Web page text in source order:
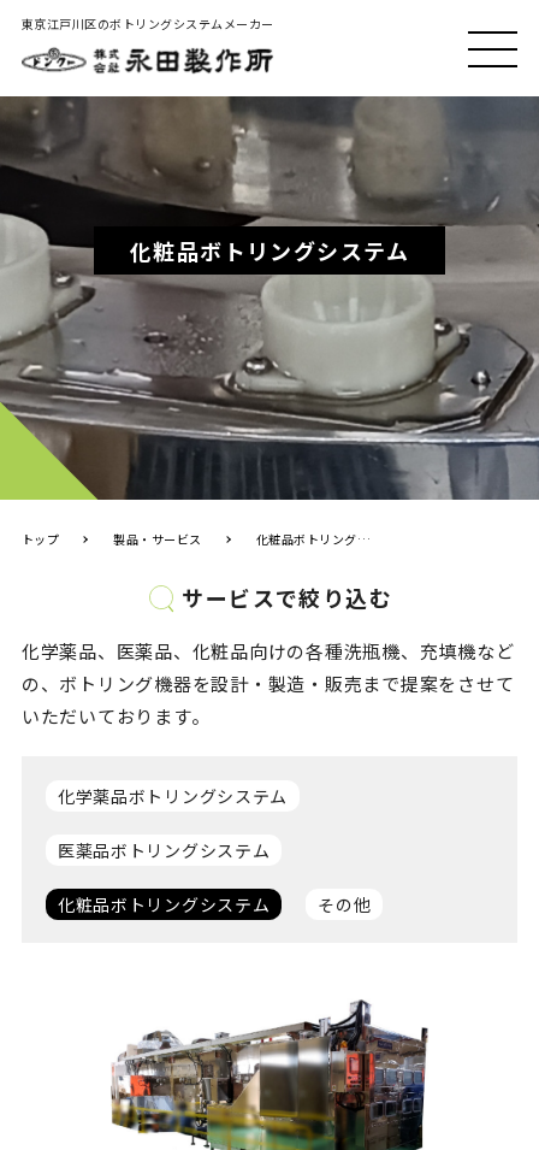
東京江戸川区のボトリングシステムメーカー
MEN
U
化粧品ボトリングシステム
トップ 製品・サービス 化粧品ボトリングシステム
サービスで絞り込む
化学薬品、医薬品、化粧品向けの各種洗瓶機、充填機など
の、 ボトリング機器を設計・製造・販売まで提案をさせて
いただいております。
化学薬品ボトリングシステム
医薬品ボトリングシステム
化粧品ボトリングシステム その他